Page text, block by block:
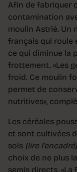
Afin de fabriquer
contamination
moulin Astrié. Un
français qui roule
ce qui diminue la
frottement. «Les
froid. Ce moulin
permet de
nutritives»,
Les céréales
et sont cultivées
sols (lire l’encadré)
choix de ne plus
semis directs.